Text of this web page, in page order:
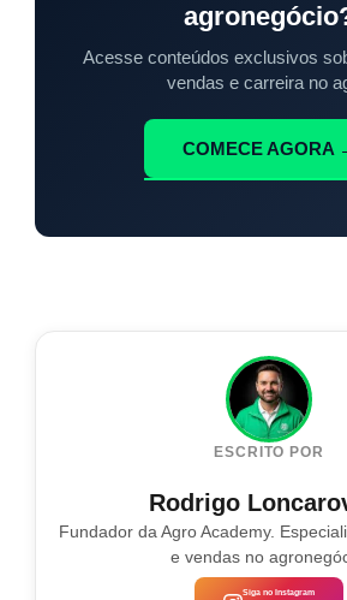
Acesse conteúdos exclusivos
vendas e carreira no
COMECE AGORA
ESCRITO POR
Rodrigo
Fundador da Agro Academy.
e vendas no
Siga no Instagram